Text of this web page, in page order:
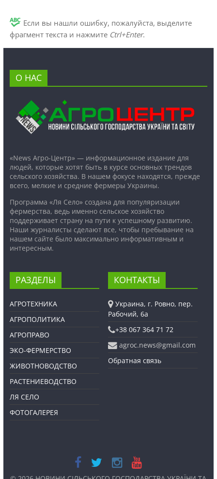
Если вы нашли ошибку, пожалуйста, выделите
фрагмент текста и нажмите Ctrl+Enter.
О НАС
«News Агро-Центр» — информационное издание для
людей, которые хотят быть в курсе основных трендов
сельского хозяйства. В нашем фокусе находятся, прежде
всего, мелкие и средние фермеры Украины.
Программа «Ля Село» создана для популяризации
фермерства, ведь именно сельское хозяйство
поддерживает страну на пути к успешному развитию.
Наши журналисты сделают все, чтобы пребывание на
нашем сайте было максимально информативным и
интересным.
РАЗДЕЛЫ
АГРОТЕХНИКА
АГРОПОЛИТИКА
АГРОПРАВО
ЭКО-ФЕРМЕРСТВО
ЖИВОТНОВОДСТВО
РАСТЕНИЕВОДСТВО
ЛЯ СЕЛО
ФОТОГАЛЕРЕЯ
КОНТАКТЫ
Украина, г. Ровно, пер.
Рабочий, 6а
+38 067 364 71 72
agroc.news@gmail.com
Обратная связь